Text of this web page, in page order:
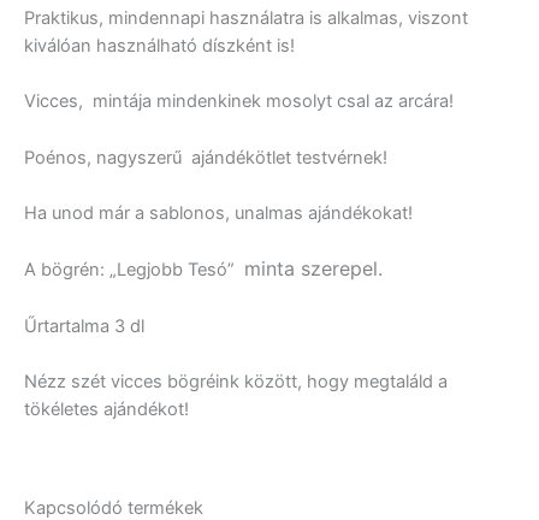
Praktikus, mindennapi használatra is alkalmas, viszont
kiválóan használható díszként is!
Vicces, mintája mindenkinek mosolyt csal az arcára!
Poénos, nagyszerű ajándékötlet testvérnek!
Ha unod már a sablonos, unalmas ajándékokat!
A bögrén: „Legjobb Tesó” minta szerepel.
Űrtartalma 3 dl
Nézz szét vicces bögréink között, hogy megtaláld a
tökéletes ajándékot!
Kapcsolódó termékek